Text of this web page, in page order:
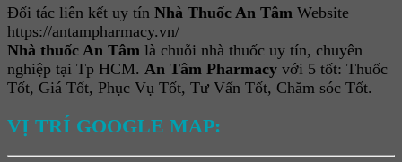
Đối tác liên kết uy tín Nhà Thuốc An Tâm Website
https://antampharmacy.vn/
Nhà thuốc An Tâm là chuỗi nhà thuốc uy tín, chuyên
nghiệp tại Tp HCM. An Tâm Pharmacy với 5 tốt: Thuốc
Tốt, Giá Tốt, Phục Vụ Tốt, Tư Vấn Tốt, Chăm sóc Tốt.
VỊ TRÍ GOOGLE MAP: